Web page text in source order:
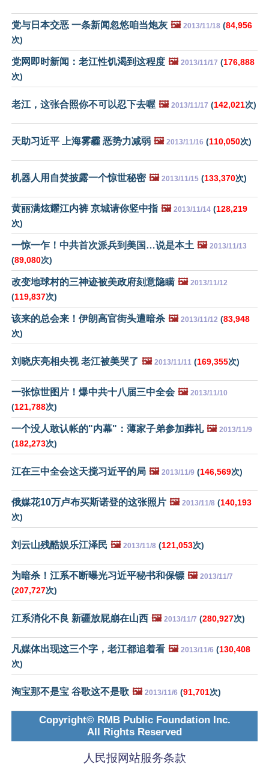
党与日本交恶 一条新闻忽悠咱当炮灰 🖼️ 2013/11/18 (84,956
次)
党网即时新闻：老江性饥渴到这程度 🖼️ 2013/11/17 (176,888
次)
老江，这张合照你不可以忍下去喔 🖼️ 2013/11/17 (142,021次)
天助习近平 上海雾霾 恶势力减弱 🖼️ 2013/11/16 (110,050次)
机器人用自焚披露一个惊世秘密 🖼️ 2013/11/15 (133,370次)
黄丽满炫耀江内裤 京城请你竖中指 🖼️ 2013/11/14 (128,219
次)
一惊一乍！中共首次派兵到美国…说是本土 🖼️ 2013/11/13
(89,080次)
改变地球村的三神迹被美政府刻意隐瞒 🖼️ 2013/11/12
(119,837次)
该来的总会来！伊朗高官街头遭暗杀 🖼️ 2013/11/12 (83,948
次)
刘晓庆亮相央视 老江被美哭了 🖼️ 2013/11/11 (169,355次)
一张惊世图片！爆中共十八届三中全会 🖼️ 2013/11/10
(121,788次)
一个没人敢认帐的"内幕"：薄家子弟参加葬礼 🖼️ 2013/11/9
(182,273次)
江在三中全会这天搅习近平的局 🖼️ 2013/11/9 (146,569次)
俄媒花10万卢布买斯诺登的这张照片 🖼️ 2013/11/8 (140,193
次)
刘云山残酷娱乐江泽民 🖼️ 2013/11/8 (121,053次)
为暗杀！江系不断曝光习近平秘书和保镖 🖼️ 2013/11/7
(207,727次)
江系消化不良 新疆放屁崩在山西 🖼️ 2013/11/7 (280,927次)
凡媒体出现这三个字，老江都追着看 🖼️ 2013/11/6 (130,408
次)
淘宝那不是宝 谷歌这不是歌 🖼️ 2013/11/6 (91,701次)
Copyright© RMB Public Foundation Inc.
All Rights Reserved
人民报网站服务条款